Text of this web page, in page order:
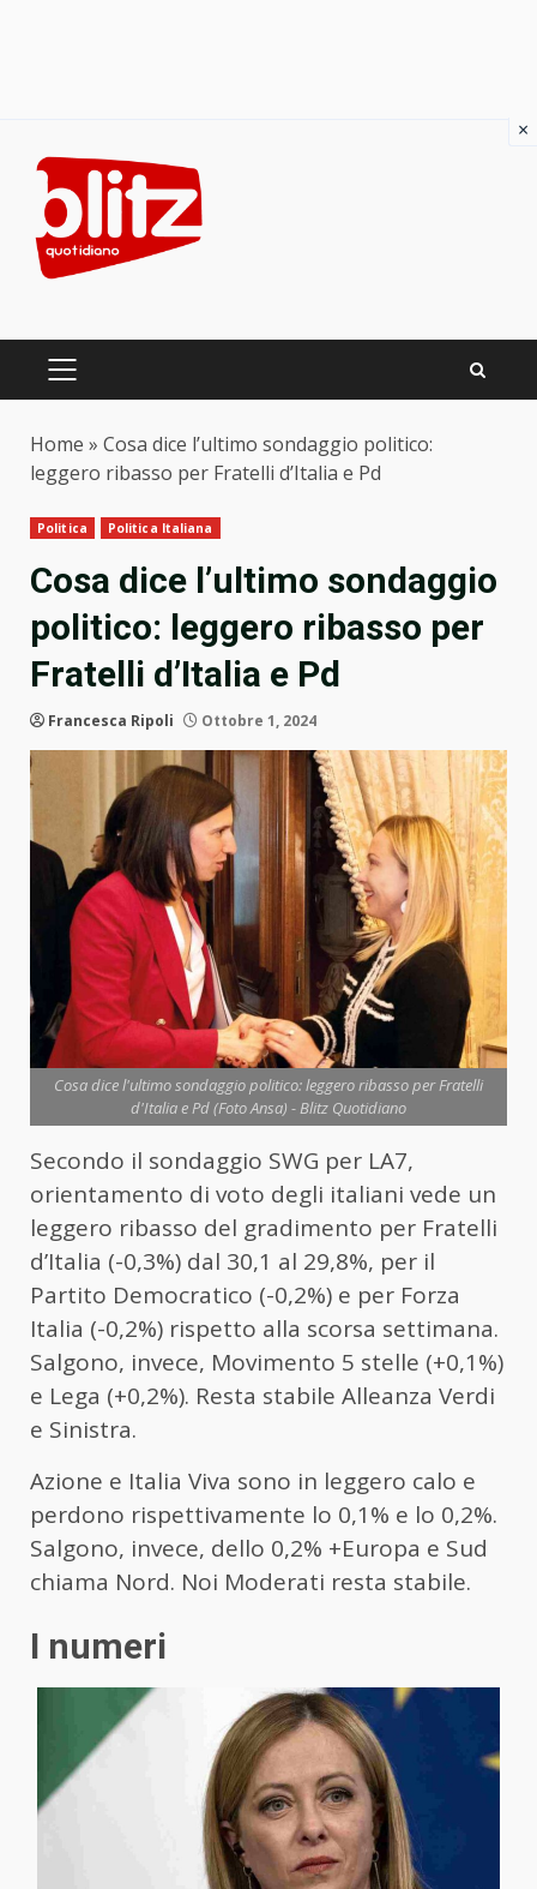
content
PRIMARY
Home » Cosa dice l’ultimo sondaggio politico:
leggero ribasso per Fratelli d’Italia e Pd
Politica Politica Italiana
Cosa dice l’ultimo sondaggio
politico: leggero ribasso per
Fratelli d’Italia e Pd
Francesca Ripoli Ottobre 1, 2024
Cosa dice l'ultimo sondaggio politico: leggero ribasso per Fratelli
d'Italia e Pd (Foto Ansa) - Blitz Quotidiano
Secondo il sondaggio SWG per LA7,
orientamento di voto degli italiani vede un
leggero ribasso del gradimento per Fratelli
d’Italia (-0,3%) dal 30,1 al 29,8%, per il
Partito Democratico (-0,2%) e per Forza
Italia (-0,2%) rispetto alla scorsa settimana.
Salgono, invece, Movimento 5 stelle (+0,1%)
e Lega (+0,2%). Resta stabile Alleanza Verdi
e Sinistra.
Azione e Italia Viva sono in leggero calo e
perdono rispettivamente lo 0,1% e lo 0,2%.
Salgono, invece, dello 0,2% +Europa e Sud
chiama Nord. Noi Moderati resta stabile.
I numeri
×